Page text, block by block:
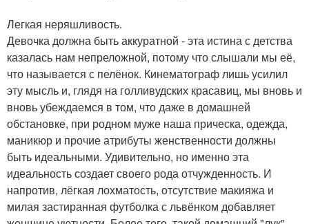
Легкая неряшливость.
Девочка должна быть аккуратной - эта истина с детства
казалась нам непреложной, потому что слышали мы её,
что называется с пелёнок. Кинематограф лишь усилил
эту мысль и, глядя на голливудских красавиц, мы вновь и
вновь убеждаемся в том, что даже в домашней
обстановке, при родном муже наша прическа, одежда,
маникюр и прочие атрибуты женственности должны
быть идеальными. Удивительно, но именно эта
идеальность создает своего рода отчужденность. И
напротив, лёгкая лохматость, отсутствие макияжа и
милая застиранная футболка с львёнком добавляет